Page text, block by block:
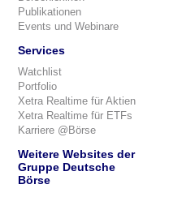
Publikationen
Events und Webinare
Services
Watchlist
Portfolio
Xetra Realtime für Aktien
Xetra Realtime für ETFs
Karriere @Börse
Weitere Websites der
Gruppe Deutsche
Börse